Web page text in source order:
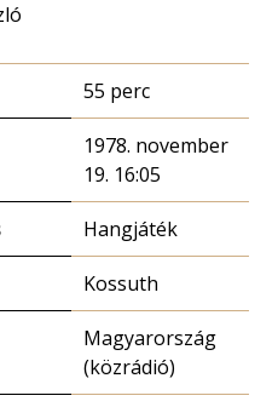
55 perc
1978. november
19. 16:05
Hangjáték
Kossuth
Magyarország
(közrádió)